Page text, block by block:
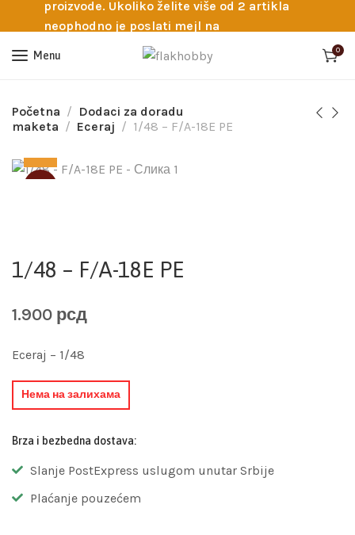
proizvode. Ukoliko želite više od 2 artikla
neophodno je poslati mejl na
info@flakhobby.com sa preciznim šiframa
proizvoda. Svakako nas možete pozvati
potrebna pomoć oko odabira.
Menu 0
Početna
Dodaci za doradu
maketa
Eceraj 1/48 – F/A-18E PE
1/48 – F/A-18E PE
1.900 рсд
Eceraj – 1/48
Нема на залихама
Brza i bezbedna dostava:
Slanje PostExpress uslugom unutar Srbije
Plaćanje pouzećem